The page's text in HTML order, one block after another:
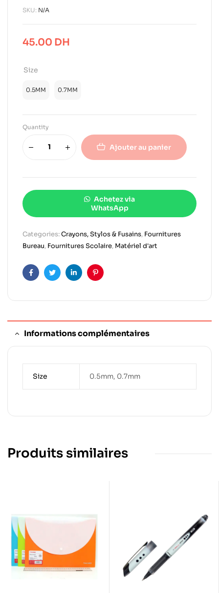
SKU: N/A
45.00 DH
Size
0.5MM 0.7MM
Quantity
Ajouter au panier
Achetez via
WhatsApp
Categories:Crayons, Stylos & Fusains, Fournitures
Bureau, Fournitures Scolaire, Matériel d'art
FacebookTwitterLinkedinPinterest
Informations complémentaires
Size 0.5mm, 0.7mm
Produits similaires